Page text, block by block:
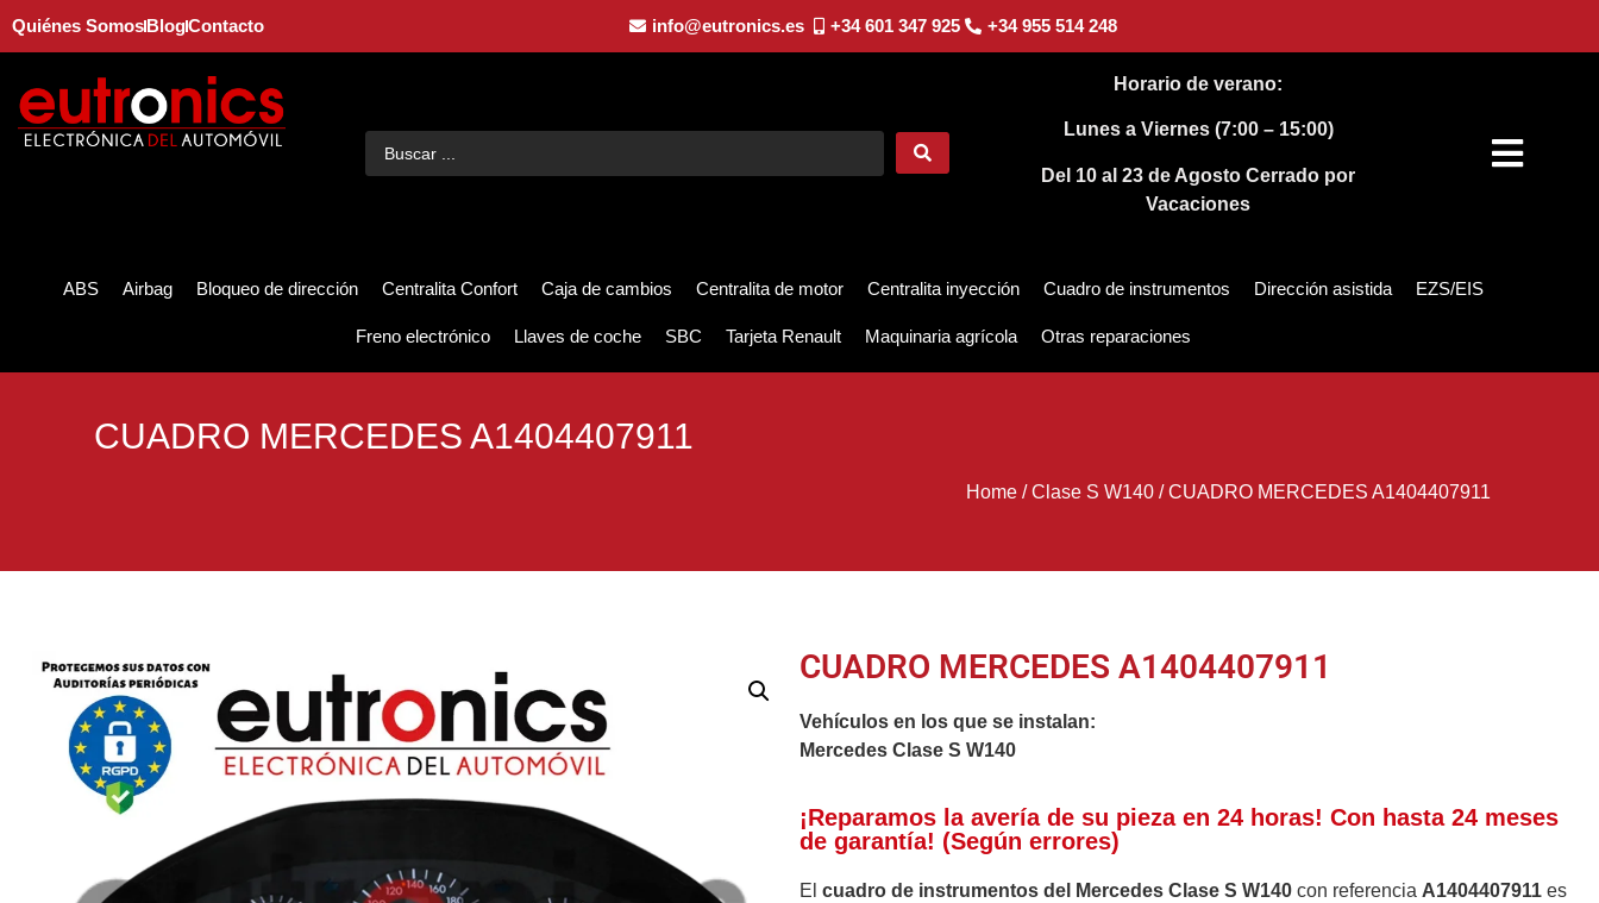
Quiénes SomosBlogContacto info@eutronics.es +34 601 347 925 +34 955 514 248
Horario de verano:
Lunes a Viernes (7:00 – 15:00)
Del 10 al 23 de AgostoCerrado por
Vacaciones
ABS Airbag Bloqueo de dirección Centralita Confort Caja de cambios Centralita de motor Centralita inyección Cuadro de instrumentos Dirección asistida EZS/EIS
Freno electrónico Llaves de coche SBC Tarjeta Renault Maquinaria agrícola Otras reparaciones
CUADRO MERCEDES A1404407911
Home/Clase S W140/CUADRO MERCEDES A1404407911
CUADRO MERCEDES A1404407911
Vehículos en los que se instalan:
Mercedes Clase S W140
¡Reparamos la avería de su pieza en 24 horas! Con hasta 24 meses
de garantía! (Según errores)
El cuadro de instrumentos del Mercedes Clase S W140 con referencia A1404407911 es